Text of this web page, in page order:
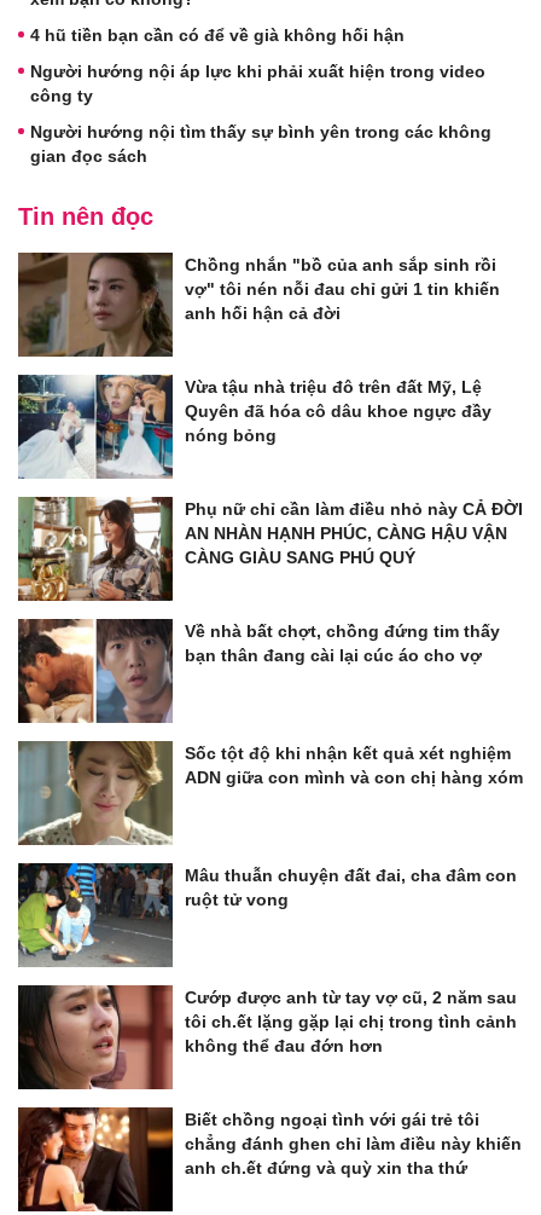
4 hũ tiền bạn cần có để về già không hối hận
Người hướng nội áp lực khi phải xuất hiện trong video
công ty
Người hướng nội tìm thấy sự bình yên trong các không
gian đọc sách
Tin nên đọc
Chồng nhắn "bồ của anh sắp sinh rồi
vợ" tôi nén nỗi đau chỉ gửi 1 tin khiến
anh hối hận cả đời
Vừa tậu nhà triệu đô trên đất Mỹ, Lệ
Quyên đã hóa cô dâu khoe ngực đầy
nóng bỏng
Phụ nữ chỉ cần làm điều nhỏ này CẢ ĐỜI
AN NHÀN HẠNH PHÚC, CÀNG HẬU VẬN
CÀNG GIÀU SANG PHÚ QUÝ
Về nhà bất chợt, chồng đứng tim thấy
bạn thân đang cài lại cúc áo cho vợ
Sốc tột độ khi nhận kết quả xét nghiệm
ADN giữa con mình và con chị hàng xóm
Mâu thuẫn chuyện đất đai, cha đâm con
ruột tử vong
Cướp được anh từ tay vợ cũ, 2 năm sau
tôi ch.ết lặng gặp lại chị trong tình cảnh
không thể đau đớn hơn
Biết chồng ngoại tình với gái trẻ tôi
chẳng đánh ghen chỉ làm điều này khiến
anh ch.ết đứng và quỳ xin tha thứ